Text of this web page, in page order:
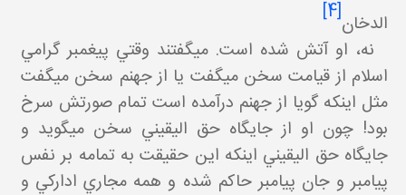
الدخان
نه، او آتش شده است. مي گفتند وقتي پيغمبر گرامي
اسلام از قيامت سخن مي گفت يا از جهنم سخن مي گفت
مثل اينکه گويا از جهنم درآمده است تمام صورتش سرخ
بود! چون او از جايگاه حق اليقيني سخن مي گويد و
جايگاه حق اليقيني اينکه اين حقيقت به تمامه بر نفس
پيامبر و جان پيامبر حاکم شده و همه مجاري ادارکي و